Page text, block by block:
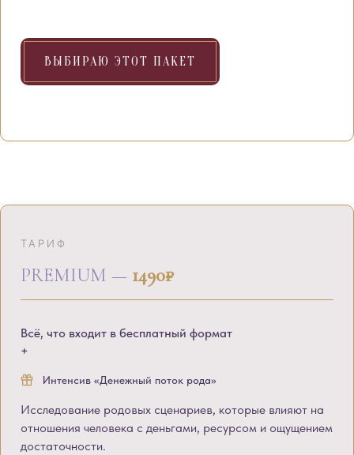
ВЫБИРАЮ ЭТОТ ПАКЕТ
ТАРИФ
PREMIUM — 1490₽
Всё, что входит в бесплатный формат
+
Интенсив «Денежный поток рода»
Исследование родовых сценариев, которые влияют на
отношения человека с деньгами, ресурсом и ощущением
достаточности.